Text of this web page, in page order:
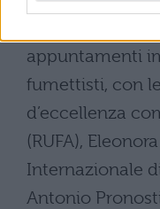
appuntamenti
fumettisti, con
d’eccellenza
(RUFA),
Internazionale
Antonio